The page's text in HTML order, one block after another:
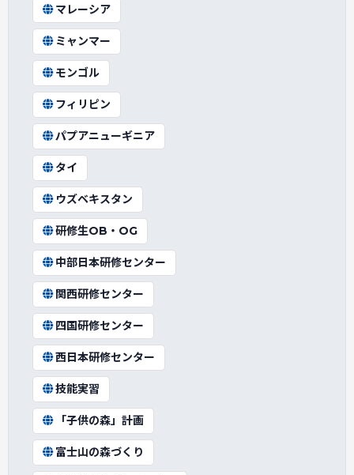
マレーシア
ミャンマー
モンゴル
フィリピン
パプアニューギニア
タイ
ウズベキスタン
研修生OB・OG
中部日本研修センター
関西研修センター
四国研修センター
西日本研修センター
技能実習
「子供の森」計画
富士山の森づくり